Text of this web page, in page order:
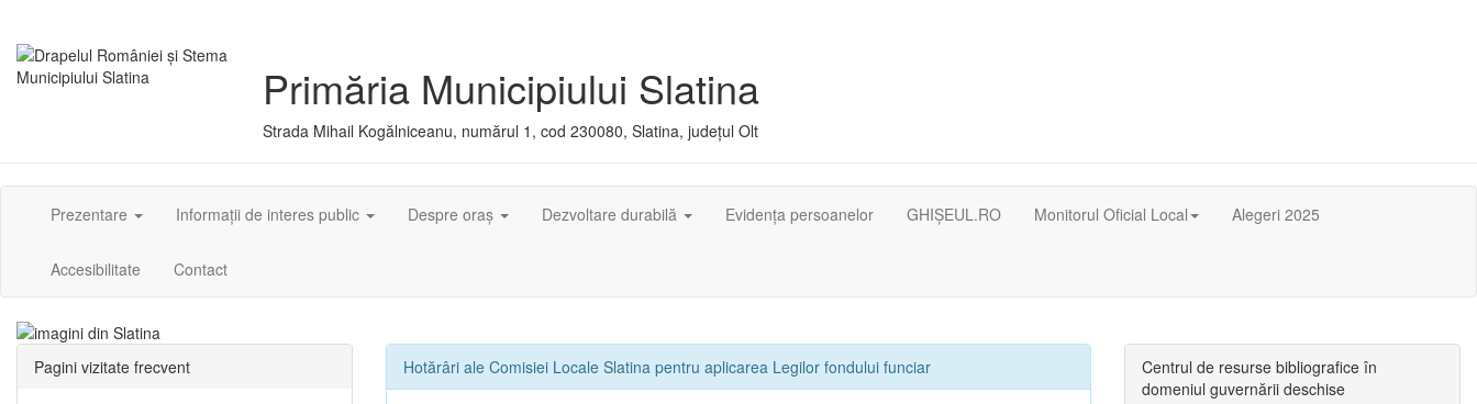
Primăria Municipiului Slatina
Strada Mihail Kogălniceanu, numărul 1, cod 230080, Slatina, județul Olt
Prezentare Informații de interes public Despre oraș Dezvoltare durabilă Evidența persoanelor GHIȘEUL.RO Monitorul Oficial Local Alegeri 2025
Accesibilitate Contact
Hotărâri ale Comisiei Locale Slatina pentru aplicarea Legilor fondului funciar
Pagini vizitate frecvent
Centrul de resurse bibliografice în
domeniul guvernării deschise